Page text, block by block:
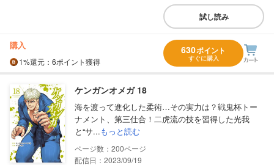
試し読み
購入
1%還元 ：6ポイント獲得
630ポイント
すぐに購入
ケンガンオメガ 18
海を渡って進化した柔術…その実力は？戦鬼杯トー
ナメント、第三仕合！二虎流の技を習得した光我
と“サ...もっと読む
200
配信日：2023/09/19